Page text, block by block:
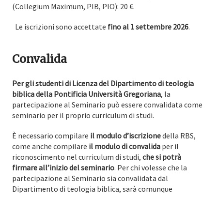
(Collegium Maximum, PIB, PIO): 20 €.
Le iscrizioni sono accettate fino al 1 settembre 2026.
Convalida
Per gli studenti di Licenza del Dipartimento di teologia
biblica della Pontificia Università Gregoriana, la
partecipazione al Seminario può essere convalidata come
seminario per il proprio curriculum di studi.
È necessario compilare il modulo d’iscrizionedella RBS,
come anche compilare il modulo di convalida per il
riconoscimento nel curriculum di studi, che si potrà
firmare all’inizio del seminario. Per chi volesse che la
partecipazione al Seminario sia convalidata dal
Dipartimento di teologia biblica, sarà comunque